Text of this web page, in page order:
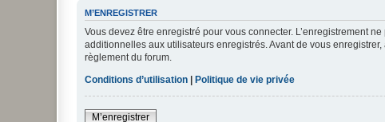
M’ENREGISTRER
Vous devez être enregistré pour vous connecter. L’enregistrement
additionnelles aux utilisateurs enregistrés. Avant de vous
règlement du forum.
Conditions d’utilisation | Politique de vie privée
M’enregistrer